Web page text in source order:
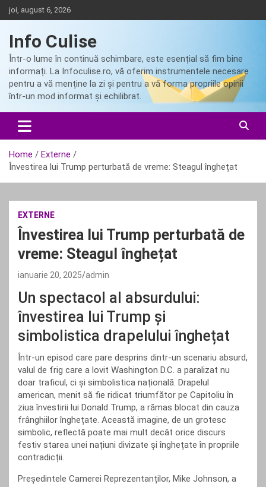
Skip
to
joi, august 6, 2026
Info Culise
Într-o lume în continuă schimbare, este esențial să fim bine
informați. La Infoculise.ro, vă oferim instrumentele necesare
pentru a vă menține la zi și pentru a vă forma propriile opinii
într-un mod informat și echilibrat.
Home
Externe
Învestirea lui Trump perturbată de vreme: Steagul înghețat
EXTERNE
Învestirea lui Trump perturbată de
vreme: Steagul înghețat
ianuarie 20, 2025 admin
Un spectacol al absurdului:
învestirea lui Trump și
simbolistica drapelului înghețat
Într-un episod care pare desprins dintr-un scenariu absurd,
valul de frig care a lovit Washington D.C. a paralizat nu
doar traficul, ci și simbolistica națională. Drapelul
american, menit să fie ridicat triumfător pe Capitoliu în
ziua învestirii lui Donald Trump, a rămas blocat din cauza
frânghiilor înghețate. Această imagine, de un grotesc
simbolic, reflectă poate mai mult decât orice discurs
festiv starea unei națiuni divizate și înghețate în propriile
contradicții.
Președintele Camerei Reprezentanților, Mike Johnson, a